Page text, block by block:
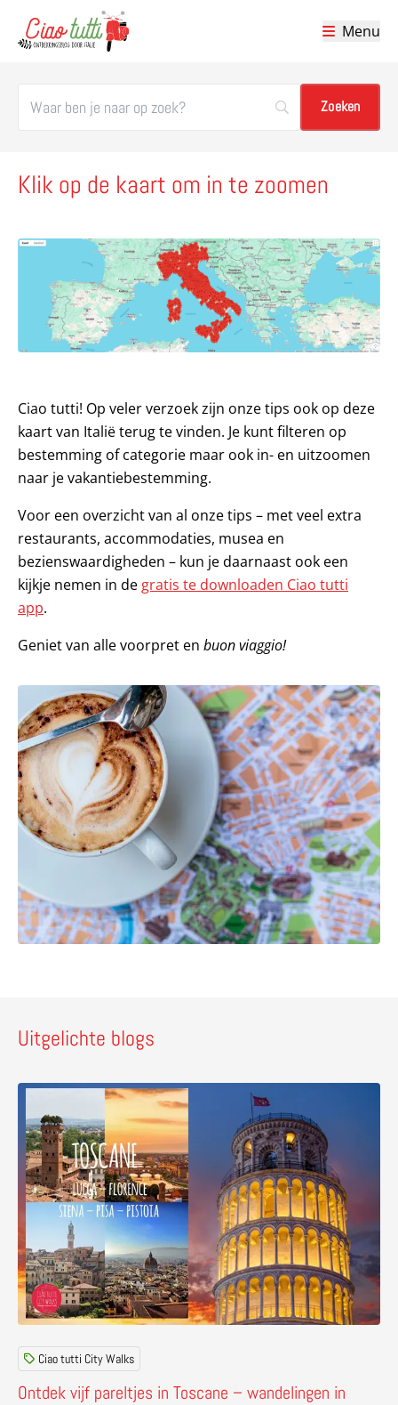
Menu
Klik op de kaart om in te zoomen
Ciao tutti! Op veler verzoek zijn onze tips ook op deze
kaart van Italië terug te vinden. Je kunt filteren op
bestemming of categorie maar ook in- en uitzoomen
naar je vakantiebestemming.
Voor een overzicht van al onze tips – met veel extra
restaurants, accommodaties, musea en
bezienswaardigheden – kun je daarnaast ook een
kijkje nemen in de gratis te downloaden Ciao tutti
app.
Geniet van alle voorpret en buon viaggio!
Uitgelichte blogs
Ontdek vijf pareltjes in Toscane – wandelingen in
Ciao tutti City Walks
Lees meer over Ontdek vijf pareltjes in Toscane –